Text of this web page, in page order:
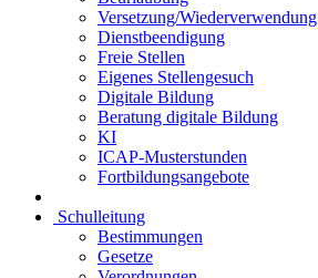
Versetzung/Wiederverwendung
Dienstbeendigung
Freie Stellen
Eigenes Stellengesuch
Digitale Bildung
Beratung digitale Bildung
KI
ICAP-Musterstunden
Fortbildungsangebote
Schulleitung
Bestimmungen
Gesetze